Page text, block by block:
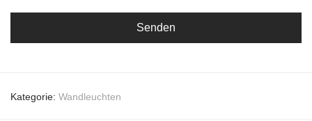
Kategorie: Wandleuchten